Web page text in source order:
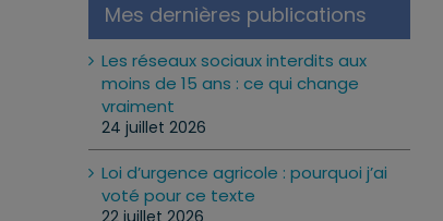
Mes dernières publications
Les réseaux sociaux interdits aux
moins de 15 ans : ce qui change
vraiment
24 juillet 2026
Loi d’urgence agricole : pourquoi j’ai
voté pour ce texte
22 juillet 2026